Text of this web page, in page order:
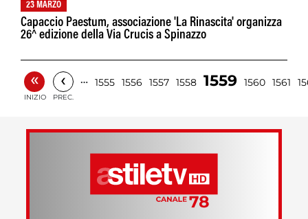
23 MARZO
Capaccio Paestum, associazione 'La Rinascita' organizza
26^ edizione della Via Crucis a Spinazzo
«
INIZIO
‹
PREC.
… 1555 1556 1557 1558 1559 1560 1561